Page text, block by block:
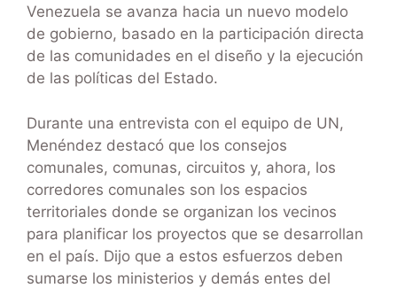
Venezuela se avanza hacia un nuevo modelo
de gobierno, basado en la participación directa
de las comunidades en el diseño y la ejecución
de las políticas del Estado.
Durante una entrevista con el equipo de UN,
Menéndez destacó que los consejos
comunales, comunas, circuitos y, ahora, los
corredores comunales son los espacios
territoriales donde se organizan los vecinos
para planificar los proyectos que se desarrollan
en el país. Dijo que a estos esfuerzos deben
sumarse los ministerios y demás entes del